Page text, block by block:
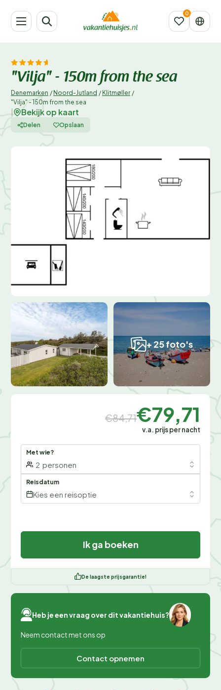
"Vilja" - 150m from the sea
Denemarken / Noord-Jutland / Klitmøller /
"Vilja" - 150m from the sea
Bekijk op kaart
Delen Opslaan
+ 25 foto's
€84,71€79,71
v.a. prijs per nacht
Met wie?
2 personen
Reisdatum
Kies een reisoptie
Ik ga boeken
De laagste prijsgarantie!
Heb je een vraag over dit vakantiehuis?
Neem contact met ons op
Contact opnemen